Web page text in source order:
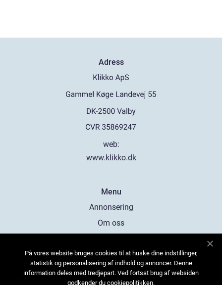
Adress
web:
www.klikko.dk
Menu
Annonsering
Om oss
Kontakta oss
Sitemap
På vores website bruges cookies til at huske dine indstillinger,
statistik og personalisering af indhold og annoncer. Denne
information deles med tredjepart. Ved fortsat brug af websiden
godkender du cookiepolitikken.